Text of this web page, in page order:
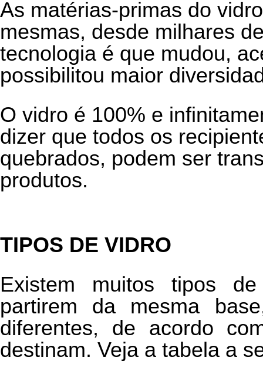
As matérias-primas do
mesmas, desde milhares
tecnologia é que mudou,
possibilitou maior
O vidro é 100% e
dizer que todos os
quebrados, podem ser
produtos.
TIPOS DE VIDRO
Existem muitos tipos
partirem da mesma
diferentes, de acordo
destinam. Veja a tabela a